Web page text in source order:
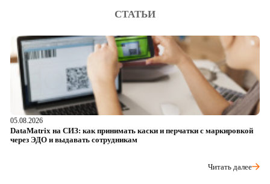
СТАТЬИ
05.08.2026
DataMatrix на СИЗ: как принимать каски и перчатки с маркировкой
через ЭДО и выдавать сотрудникам
Читать далее